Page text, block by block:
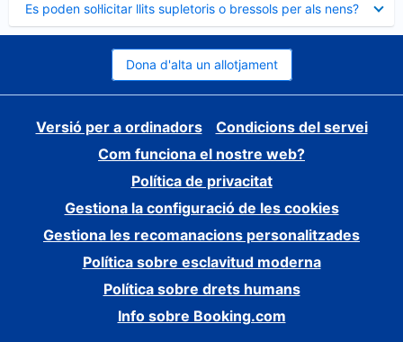
Es poden sol·licitar llits supletoris o bressols per als nens?
tancat
Dona d'alta un allotjament
Versió per a ordinadors
Condicions del servei
Com funciona el nostre web?
Política de privacitat
Gestiona la configuració de les cookies
Gestiona les recomanacions personalitzades
Política sobre esclavitud moderna
Política sobre drets humans
Info sobre Booking.com